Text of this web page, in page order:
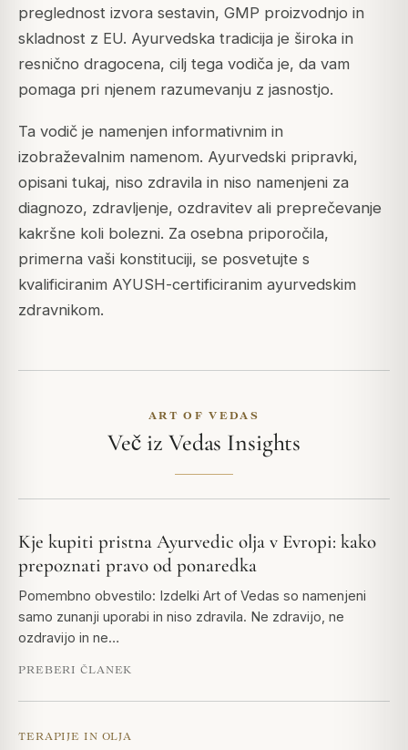
preglednost izvora sestavin, GMP proizvodnjo in
skladnost z EU. Ayurvedska tradicija je široka in
resnično dragocena, cilj tega vodiča je, da vam
pomaga pri njenem razumevanju z jasnostjo.
Ta vodič je namenjen informativnim in
izobraževalnim namenom. Ayurvedski pripravki,
opisani tukaj, niso zdravila in niso namenjeni za
diagnozo, zdravljenje, ozdravitev ali preprečevanje
kakršne koli bolezni. Za osebna priporočila,
primerna vaši konstituciji, se posvetujte s
kvalificiranim AYUSH-certificiranim ayurvedskim
zdravnikom.
ART OF VEDAS
Več iz Vedas Insights
Kje kupiti pristna Ayurvedic olja v Evropi: kako
prepoznati pravo od ponaredka
Pomembno obvestilo: Izdelki Art of Vedas so namenjeni
samo zunanji uporabi in niso zdravila. Ne zdravijo, ne
ozdravijo in ne…
PREBERI ČLANEK
TERAPIJE IN OLJA